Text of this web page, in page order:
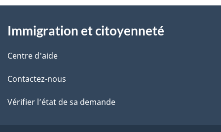
i
l
s
d
propos
de
ce
site
Immigration et citoyenneté
Centre d'aide
Contactez-nous
Vérifier l’état de sa demande